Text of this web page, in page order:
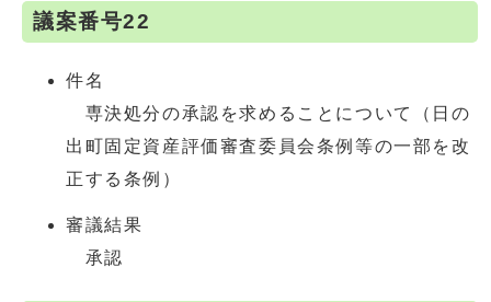
議案番号22
件名
専決処分の承認を求めることについて（日の
出町固定資産評価審査委員会条例等の一部を改
正する条例）
審議結果
承認